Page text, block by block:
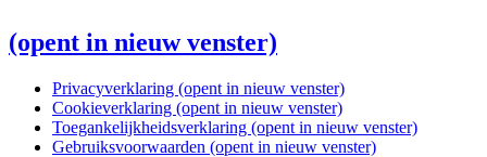
(opent in nieuw venster)
Privacyverklaring (opent in nieuw venster)
Cookieverklaring (opent in nieuw venster)
Toegankelijkheidsverklaring (opent in nieuw venster)
Gebruiksvoorwaarden (opent in nieuw venster)